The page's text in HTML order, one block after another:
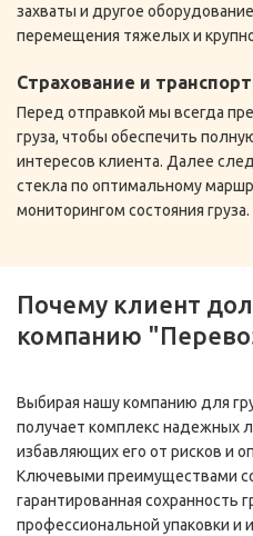
захваты и другое
перемещения тяжелых и
Страхование и
Перед отправкой мы всегда
груза, чтобы обеспечить
интересов клиента. Далее
стекла по оптимальному
мониторингом состояния груза.
Почему клиент
компанию
Выбирая нашу компанию для
получает комплекс надежных
избавляющих его от рисков и
Ключевыми преимуществами
гарантированная сохранность
профессиональной упаковки и